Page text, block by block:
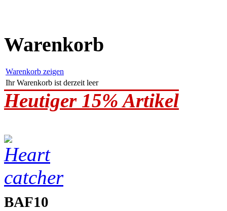
Warenkorb
Warenkorb zeigen
Ihr Warenkorb ist derzeit leer
Heutiger 15% Artikel
BAF10